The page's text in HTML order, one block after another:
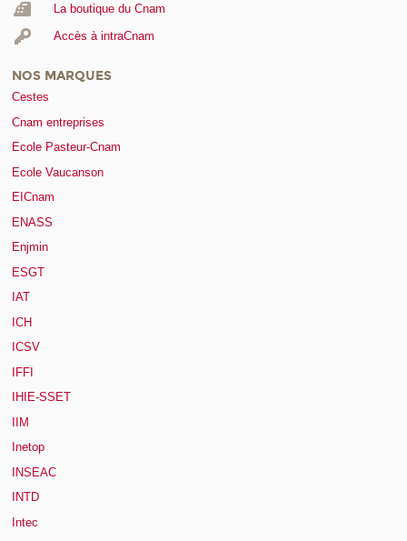
La boutique du Cnam
Accès à intraCnam
NOS MARQUES
Cestes
Cnam entreprises
Ecole Pasteur-Cnam
Ecole Vaucanson
EICnam
ENASS
Enjmin
ESGT
IAT
ICH
ICSV
IFFI
IHIE-SSET
IIM
Inetop
INSEAC
INTD
Intec